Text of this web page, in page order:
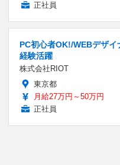
正社員
PC初心者OK!/WEBデザ
経験活躍
株式会社RIOT
東京都
月給27万円～50万円
正社員